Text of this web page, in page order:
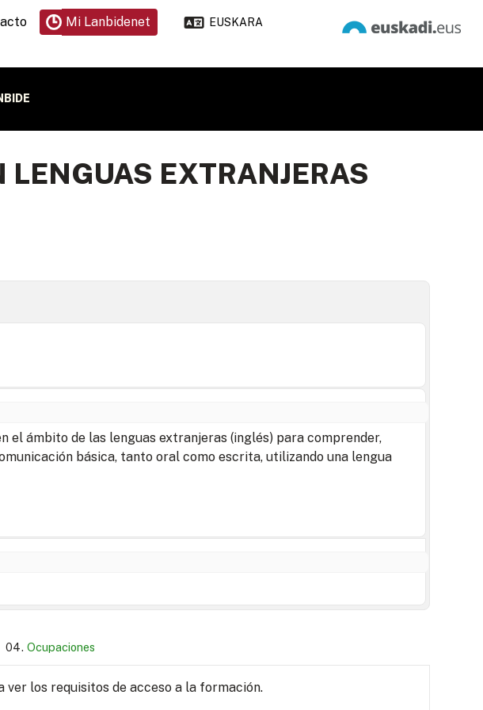
Mi Lanbidenet EUSKARA
EXTRANJERAS
el ámbito de las lenguas extranjeras (inglés) para comprender,
básica, tanto oral como escrita, utilizando una lengua
Ocupaciones
ver los requisitos de acceso a la formación.